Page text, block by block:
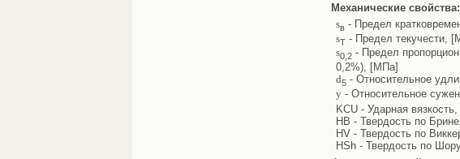
Механические свойства:
sв - Предел
sТ- Предел текучести,
s0,2- Предел
0,2%), [МПа]
d5- Относительное
y- Относительное
KCU - Ударная
HB - Твердость по
HV - Твердость по
HSh - Твердость по